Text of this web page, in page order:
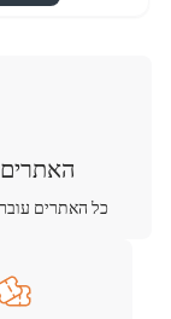
כל האתרים